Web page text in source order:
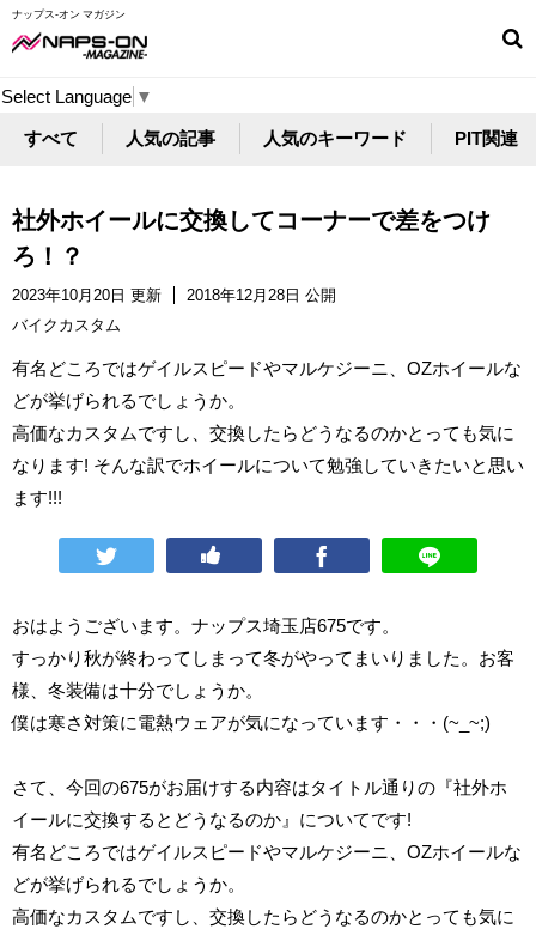
ナップス-オン マガジン
Select Language ▼
すべて 人気の記事 人気のキーワード PIT関連
社外ホイールに交換してコーナーで差をつけ
ろ！？
2023年10月20日 更新
2018年12月28日 公開
バイクカスタム
有名どころではゲイルスピードやマルケジーニ、OZホイールな
どが挙げられるでしょうか。
高価なカスタムですし、交換したらどうなるのかとっても気に
なります! そんな訳でホイールについて勉強していきたいと思い
ます!!!
おはようございます。ナップス埼玉店675です。
すっかり秋が終わってしまって冬がやってまいりました。お客
様、冬装備は十分でしょうか。
僕は寒さ対策に電熱ウェアが気になっています・・・(~_~;)
さて、今回の675がお届けする内容はタイトル通りの『社外ホ
イールに交換するとどうなるのか』についてです!
有名どころではゲイルスピードやマルケジーニ、OZホイールな
どが挙げられるでしょうか。
高価なカスタムですし、交換したらどうなるのかとっても気に